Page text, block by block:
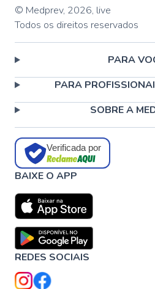
© Medprev, 2026, live
Todos os direitos reservados
PARA
PARA
SOBRE A
Verificada por
BAIXE O APP
REDES SOCIAIS